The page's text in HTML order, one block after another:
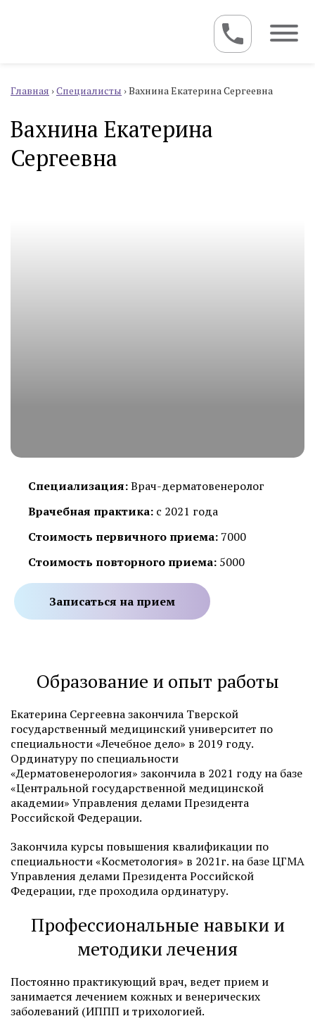
Главная ›Специалисты ›Вахнина Екатерина Сергеевна
Вахнина Екатерина
Сергеевна
Специализация:Врач-дерматовенеролог
Врачебная практика: с 2021 года
Стоимость первичного приема: 7000
Стоимость повторного приема: 5000
Записаться на прием
Образование и опыт работы
Екатерина Сергеевна закончила Тверской
государственный медицинский университет по
специальности «Лечебное дело» в 2019 году.
Ординатуру по специальности
«Дерматовенерология» закончила в 2021 году на базе
«Центральной государственной медицинской
академии» Управления делами Президента
Российской Федерации.
Закончила курсы повышения квалификации по
специальности «Косметология» в 2021г. на базе ЦГМА
Управления делами Президента Российской
Федерации, где проходила ординатуру.
Профессиональные навыки и
методики лечения
Постоянно практикующий врач, ведет прием и
занимается лечением кожных и венерических
заболеваний (ИППП и трихологией.